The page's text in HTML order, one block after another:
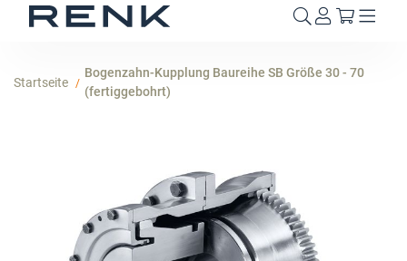
Mein
Startseite
Bogenzahn-Kupplung Baureihe SB Größe 30 - 70
(fertiggebohrt)
Bildergalerie